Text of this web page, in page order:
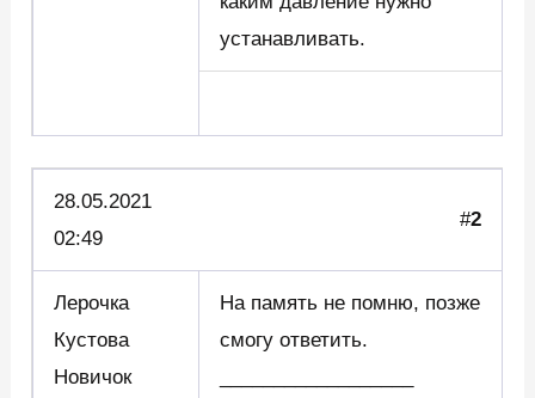
устанавливать.
28.05.2021
02:49
#2
Лерочка
Кустова
Новичок
На память не помню, позже
смогу ответить.